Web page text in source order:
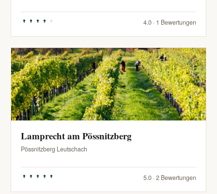
4.0 · 1 Bewertungen
Lamprecht am Pössnitzberg
Pössnitzberg Leutschach
5.0 · 2 Bewertungen